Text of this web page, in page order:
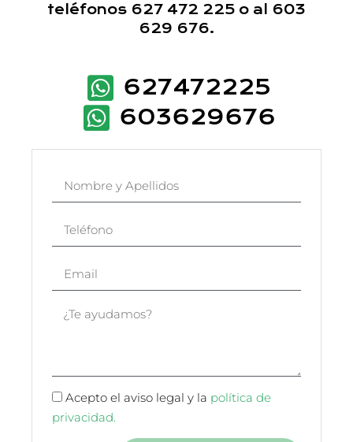
teléfonos 627 472 225 o al 603
629 676.
627472225
603629676
Acepto el aviso legal y la política de
privacidad.